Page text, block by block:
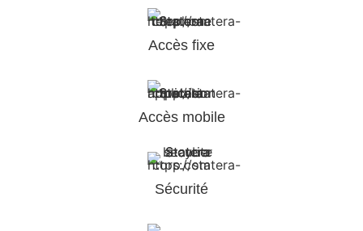
Accès fixe
Accès mobile
Sécurité